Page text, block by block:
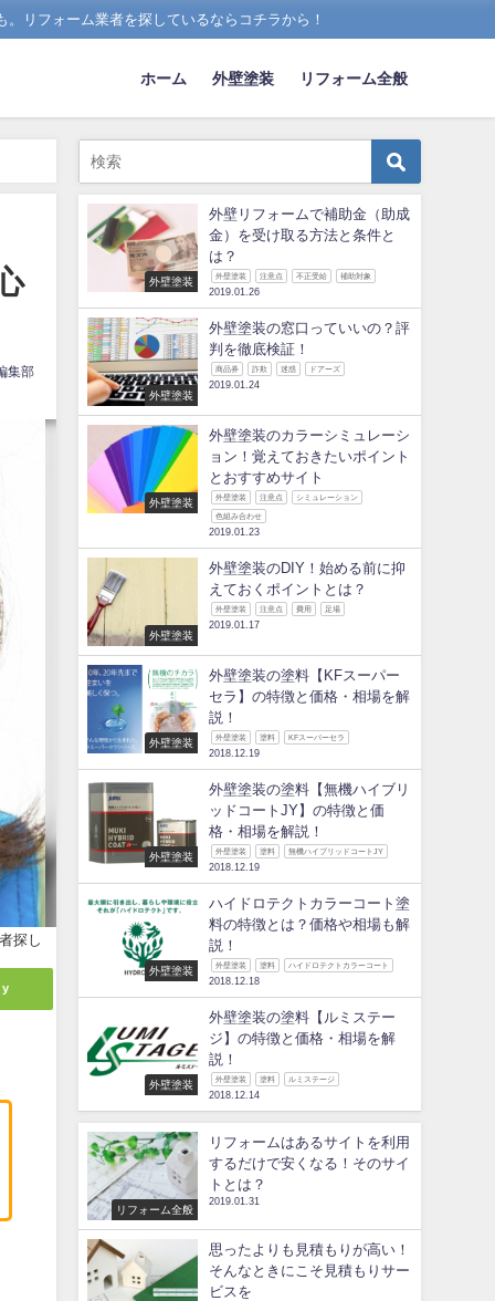
リフォーム業者を探しているならコチラから！
ホーム 外壁塗装 リフォーム全般
集部
探し
外壁塗装
外壁リフォームで補助金（助成
金）を受け取る方法と条件と
は？
外壁塗装 注意点 不正受給 補助対象
2019.01.26
外壁塗装
外壁塗装の窓口っていいの？評
判を徹底検証！
商品券 詐欺 迷惑 ドアーズ
2019.01.24
外壁塗装
外壁塗装のカラーシミュレーシ
ョン！覚えておきたいポイント
とおすすめサイト
外壁塗装 注意点 シミュレーション
色組み合わせ
2019.01.23
外壁塗装
外壁塗装のDIY！始める前に抑
えておくポイントとは？
外壁塗装 注意点 費用 足場
2019.01.17
外壁塗装
外壁塗装の塗料【KFスーパー
セラ】の特徴と価格・相場を解
説！
外壁塗装 塗料 KFスーパーセラ
2018.12.19
外壁塗装
外壁塗装の塗料【無機ハイブリ
ッドコートJY】の特徴と価
格・相場を解説！
外壁塗装 塗料 無機ハイブリッドコートJY
2018.12.19
外壁塗装
ハイドロテクトカラーコート塗
料の特徴とは？価格や相場も解
説！
外壁塗装 塗料 ハイドロテクトカラーコート
2018.12.18
外壁塗装
外壁塗装の塗料【ルミステー
ジ】の特徴と価格・相場を解
説！
外壁塗装 塗料 ルミステージ
2018.12.14
リフォーム全般
リフォームはあるサイトを利用
するだけで安くなる！そのサイ
トとは？
2019.01.31
思ったよりも見積もりが高い！
そんなときにこそ見積もりサー
ビスを